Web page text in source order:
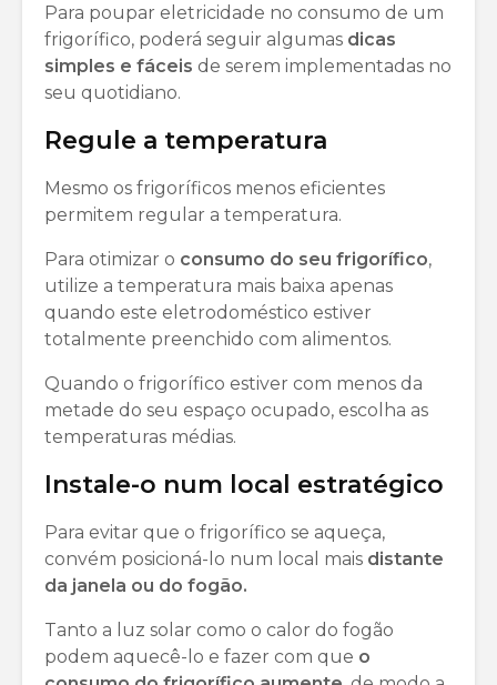
Para poupar eletricidade no consumo de um
frigorífico, poderá seguir algumas dicas
simples e fáceis de serem implementadas no
seu quotidiano.
Regule a temperatura
Mesmo os frigoríficos menos eficientes
permitem regular a temperatura.
Para otimizar o consumo do seu frigorífico,
utilize a temperatura mais baixa apenas
quando este eletrodoméstico estiver
totalmente preenchido com alimentos.
Quando o frigorífico estiver com menos da
metade do seu espaço ocupado, escolha as
temperaturas médias.
Instale-o num local estratégico
Para evitar que o frigorífico se aqueça,
convém posicioná-lo num local mais distante
da janela ou do fogão.
Tanto a luz solar como o calor do fogão
podem aquecê-lo e fazer com que o